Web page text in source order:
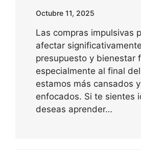
Octubre 11, 2025
Las compras impulsivas
afectar
presupuesto y bienestar
especialmente al final
estamos más cansados
enfocados. Si te sientes
deseas aprender…